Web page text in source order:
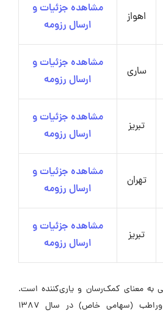
اهواز
مشاهده جزئیات و
ارسال رزومه
ساری
مشاهده جزئیات و
ارسال رزومه
تبریز
مشاهده جزئیات و
ارسال رزومه
تهران
مشاهده جزئیات و
ارسال رزومه
تبریز
مشاهده جزئیات و
ارسال رزومه
به معنای کمک‌رسان و یاری‌کننده است.
شرکت پخش سراسری آدوراطب (سهامی خاص) در سال ۱۳۸۷